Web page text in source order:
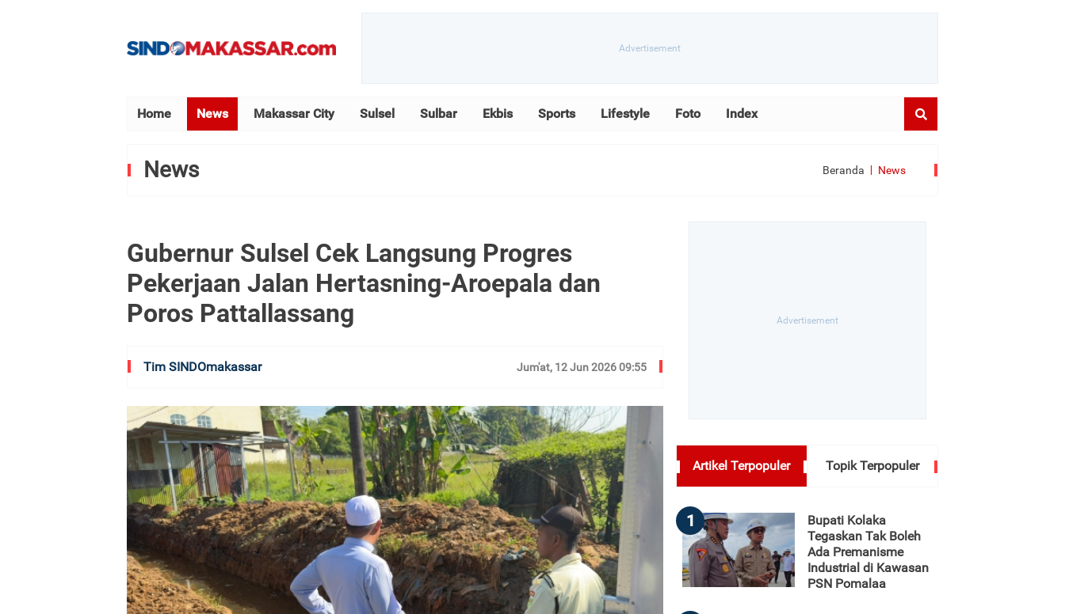
Home News Makassar City Sulsel Sulbar Ekbis Sports Lifestyle Foto Index
News Beranda News
Gubernur Sulsel Cek Langsung Progres
Pekerjaan Jalan Hertasning-Aroepala dan
Poros Pattallassang
Tim SINDOmakassar Jum'at, 12 Jun 2026 09:55
Artikel Terpopuler Topik Terpopuler
1
Bupati Kolaka
Tegaskan Tak Boleh
Ada Premanisme
Industrial di Kawasan
PSN Pomalaa